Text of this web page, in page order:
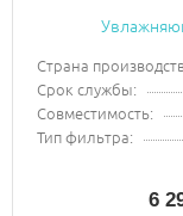
Страна
Срок службы:
Совместимость:
Тип фильтра:
6